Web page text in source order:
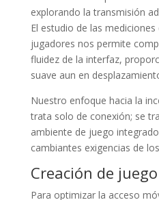
explorando la transmisión
El estudio de las
jugadores nos permite
fluidez de la interfaz,
suave aun en
Nuestro enfoque hacia la
trata solo de conexión; se
ambiente de juego
cambiantes exigencias de
Creación de
Para optimizar la acceso